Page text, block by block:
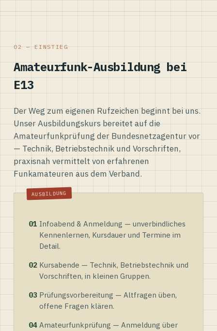
02 — EINSTIEG
Amateurfunk-Ausbildung bei
E13
Der Weg zum eigenen Rufzeichen beginnt bei uns.
Unser Ausbildungskurs bereitet auf die
Amateurfunkprüfung der Bundesnetzagentur vor
— Technik, Betriebstechnik und Vorschriften,
praxisnah vermittelt von erfahrenen
Funkamateuren aus dem Verband.
01 Infoabend & Anmeldung — unverbindliches
Kennenlernen, Kursdauer und Termine im
Detail.
02 Kursabende — Technik, Betriebstechnik und
Vorschriften, in kleinen Gruppen.
03 Prüfungsvorbereitung — Altfragen üben,
offene Fragen klären.
04 Amateurfunkprüfung — Anmeldung über